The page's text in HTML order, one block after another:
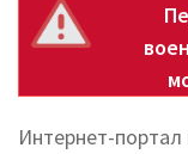
Интернет-